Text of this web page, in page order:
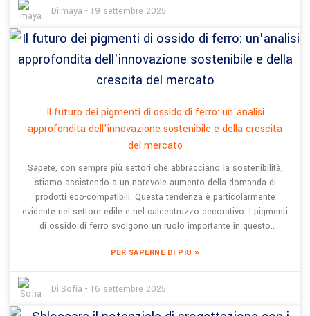
polvere può fare una grande differenza in termini di prestazioni e
durata dei materiali. Per aiutarvi, abbiamo stilato questa pratica
checklist, che evidenzia i fattori chiave da considerare nella scelta
di un indurente in polvere. Fattori come la compatibilità con i
materiali esistenti, le condizioni ambientali e il tipo di finitura
desiderata. Il nostro obiettivo? Aiutarvi a fare una scelta
robusti, esteticamente gradevoli e durevoli.
Di:maya - 19 settembre 2025
Il futuro dei pigmenti di ossido di ferro: un'analisi
approfondita dell'innovazione sostenibile e della crescita
del mercato
Sapete, con sempre più settori che abbracciano la sostenibilità,
stiamo assistendo a un notevole aumento della domanda di
prodotti eco-compatibili. Questa tendenza è particolarmente
evidente nel settore edile e nel calcestruzzo decorativo. I pigmenti
di ossido di ferro svolgono un ruolo importante in questo
aggiungere colore a ogni tipo di progetto. Mi sono imbattuto in un
globale di questi pigmenti ha raggiunto circa 2,4 miliardi di dollari
nel 2022 e si prevede che crescerà di circa il 4,4% all'anno fino al
2030. Un'azienda che sta guidando questa tendenza è Shanghai
PER SAPERNE DI PIÙ »
Di:Sofia - 16 settembre 2025